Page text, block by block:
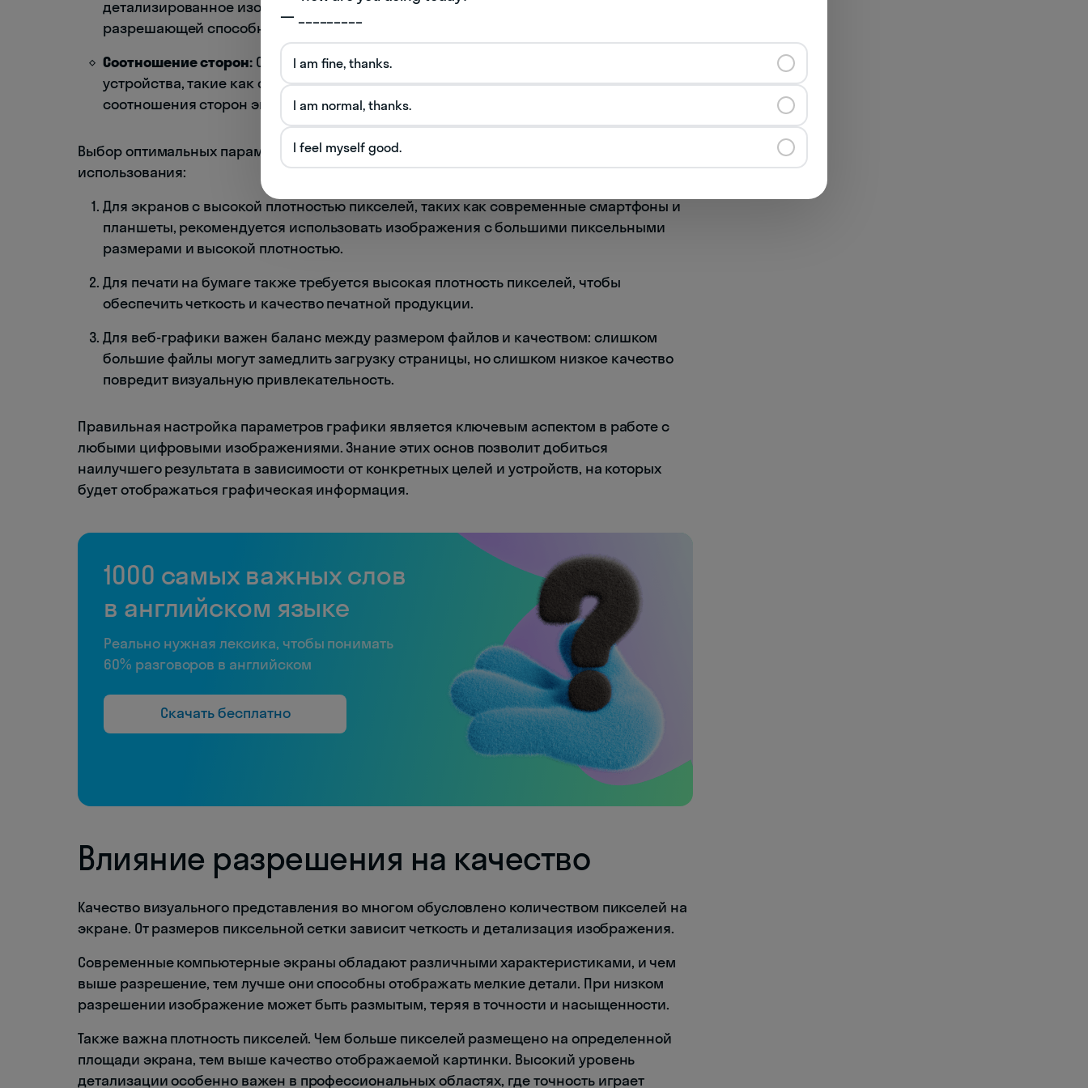
детализированное изображение, что особенно важно для экранов с высокой
разрешающей способностью.
Соотношение сторон: Отношение ширины изображения к его высоте. Разные
устройства, такие как смартфоны, компьютеры или телевизоры, могут иметь разные
соотношения сторон экранов, что может влиять на отображение графики.
Выбор оптимальных параметров графики зависит от назначения и способа её
использования:
Для экранов с высокой плотностью пикселей, таких как современные смартфоны и
планшеты, рекомендуется использовать изображения с большими пиксельными
размерами и высокой плотностью.
Для печати на бумаге также требуется высокая плотность пикселей, чтобы
обеспечить четкость и качество печатной продукции.
Для веб-графики важен баланс между размером файлов и качеством: слишком
большие файлы могут замедлить загрузку страницы, но слишком низкое качество
повредит визуальную привлекательность.
Правильная настройка параметров графики является ключевым аспектом в работе с
любыми цифровыми изображениями. Знание этих основ позволит добиться
наилучшего результата в зависимости от конкретных целей и устройств, на которых
будет отображаться графическая информация.
1000 самых важных слов
в английском языке
Реально нужная лексика, чтобы понимать
60% разговоров в английском
Скачать бесплатно
Влияние разрешения на качество
Качество визуального представления во многом обусловлено количеством пикселей на
экране. От размеров пиксельной сетки зависит четкость и детализация изображения.
Современные компьютерные экраны обладают различными характеристиками, и чем
выше разрешение, тем лучше они способны отображать мелкие детали. При низком
разрешении изображение может быть размытым, теряя в точности и насыщенности.
Также важна плотность пикселей. Чем больше пикселей размещено на определенной
площади экрана, тем выше качество отображаемой картинки. Высокий уровень
детализации особенно важен в профессиональных областях, где точность играет
— _________
I am fine, thanks.
I am normal, thanks.
I feel myself good.